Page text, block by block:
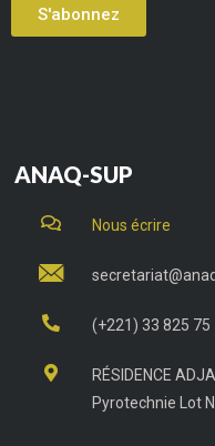
S'abonnez
ANAQ-SUP
Nous écrire
(+221) 33 825 75
RÉSIDENCE
Pyrotechnie Lot